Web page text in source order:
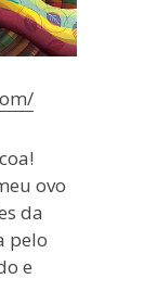
ovo
da
pelo
e